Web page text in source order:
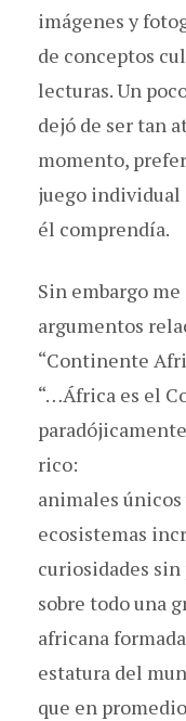
imágenes y
de conceptos
lecturas. Un
dejó de ser tan
momento,
juego individual
él comprendía.
Sin embargo
argumentos
“Continente
“…África es el
rico:
animales únicos
ecosistemas
curiosidades sin
sobre todo una
africana
estatura del
que en